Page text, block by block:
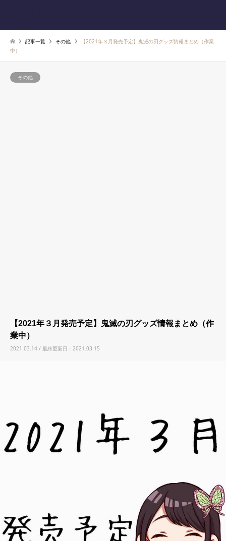
記事一覧 その他
【2021年３月発売予定】鬼滅の刃グッズ情報まとめ（作業
中）
その他
【2021年３月発売予定】鬼滅の刃グッズ情報まとめ（作
業中）
2021.03.14 / 最終更新日：2021.03.15